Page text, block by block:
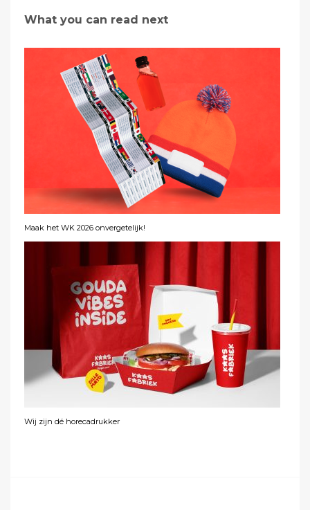
What you can read next
Maak het WK 2026 onvergetelijk!
Wij zijn dé horecadrukker